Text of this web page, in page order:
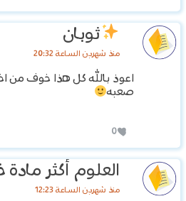
ثوبان
منذ شهرين الساعة 20:32
اعوذ بالله كل هذا خوف من
صعبه
0
العلوم أكثر
منذ شهرين الساعة 12:23